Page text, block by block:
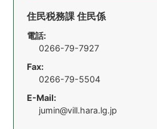
住民税務課 住民係
電話:
0266-79-7927
Fax:
0266-79-5504
E-Mail:
jumin@vill.hara.lg.jp